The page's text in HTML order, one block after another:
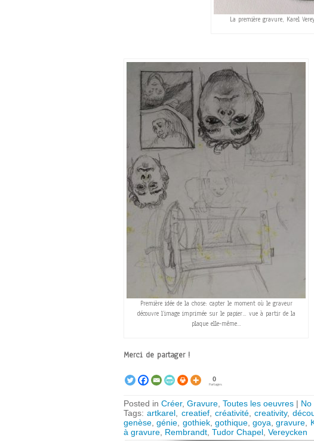
La première gravure, Karel
Première idée de la chose: capter le moment où le graveur
découvre l’image imprimée sur le papier… vue à partir de la
plaque elle-même…
Merci de partager !
0
Partages
Posted in Créer, Gravure Toutes les oeuvres | No
Tags:artkarel creatief, créativité,creativity,
genèse ,génie gothiek, gothique,goya ,gravure
à gravure Rembrandt Tudor Chapel Vereycken